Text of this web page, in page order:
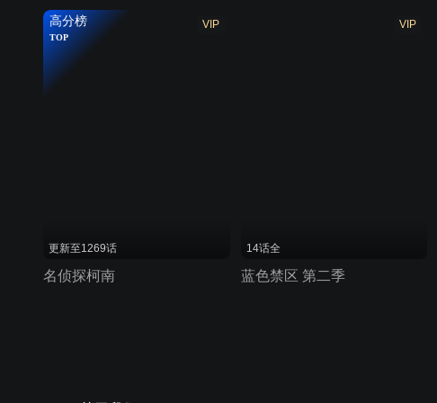
VIP
高分榜
TOP
更新至1269话
名侦探柯南
VIP
14话全
蓝色禁区 第二季